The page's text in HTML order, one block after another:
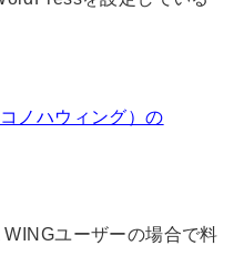
ノハウィング）の
ユーザーの場合で料